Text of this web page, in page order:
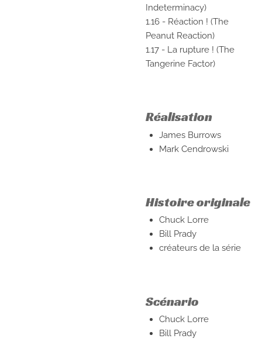
Indeterminacy)
1.16 - Réaction ! (The
Peanut Reaction)
1.17 - La rupture ! (The
Tangerine Factor)
Réalisation
James Burrows
Mark Cendrowski
Histoire originale
Chuck Lorre
Bill Prady
créateurs de la série
Scénario
Chuck Lorre
Bill Prady